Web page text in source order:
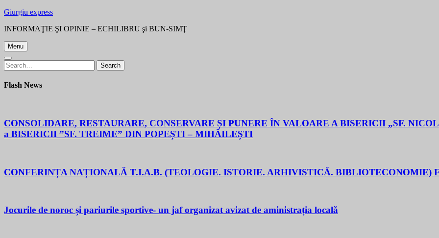
Giurgiu express
INFORMAŢIE ŞI OPINIE – ECHILIBRU şi BUN-SIMŢ
Menu
Search
for:
Search
Flash News
CONSOLIDARE, RESTAURARE, CONSERVARE ȘI PUNERE ÎN VALOARE A BISERICII „SF.
a BISERICII ”SF. TREIME” DIN POPEȘTI – MIHĂILEȘTI
CONFERINȚA NAȚIONALĂ T.I.A.B. (TEOLOGIE. ISTORIE. ARHIVISTICĂ. BIBLIOTECONOMIE)
Jocurile de noroc și pariurile sportive- un jaf organizat avizat de aministrația locală